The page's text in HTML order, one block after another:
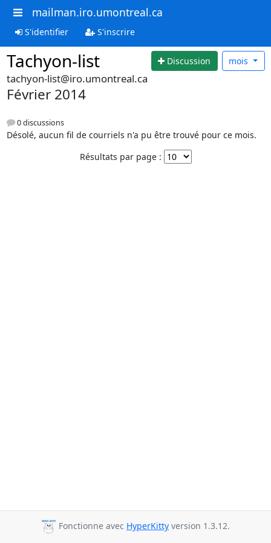
mailman.iro.umontreal.ca
S'identifier S'inscrire
Tachyon-list Discussion mois
tachyon-list@iro.umontreal.ca
Février 2014
0 discussions
Désolé, aucun fil de courriels n'a pu être trouvé pour ce mois.
Résultats par page :
Fonctionne avec HyperKitty version 1.3.12.